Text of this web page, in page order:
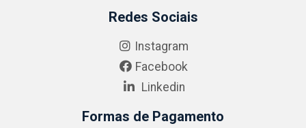
Redes Sociais
Instagram
Facebook
Linkedin
Formas de Pagamento